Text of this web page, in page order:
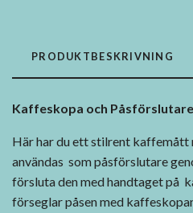
PRODUKTBESKRIVNING
Kaffeskopa och
Här har du ett stilrent kaffemått
användas som påsförslutare
försluta den med handtaget på
förseglar påsen med